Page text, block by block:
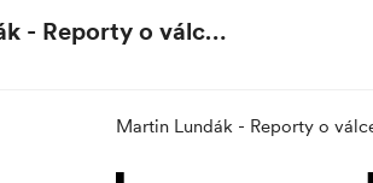
- Reporty o válce
Martin Lundák - Reporty o